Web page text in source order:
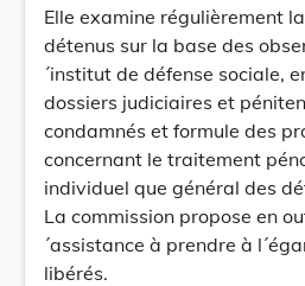
Elle examine régulièrement
détenus sur la base des
´institut de défense sociale,
dossiers judiciaires et
condamnés et formule des
concernant le traitement
individuel que général des
La commission propose en
´assistance à prendre à
libérés.